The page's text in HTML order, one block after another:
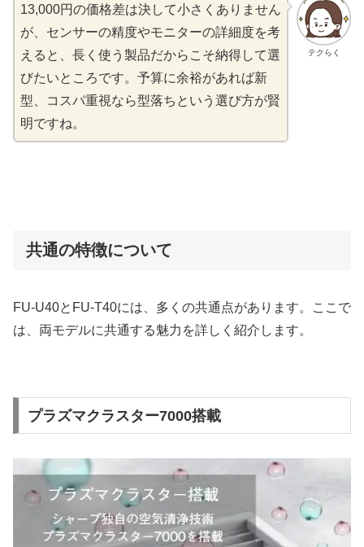
テクらく
13,000円の価格差は決して小さくありません
が、センサーの精度やモニターの詳細度を考
えると、長く使う製品だからこそ納得して選
びたいところです。予算に余裕があれば新
型、コスパ重視なら型落ちという選び方が賢
明ですね。
共通の特徴について
FU-U40とFU-T40には、多くの共通点があります。ここで
は、両モデルに共通する魅力を詳しく紹介します。
プラズマクラスター7000搭載